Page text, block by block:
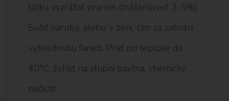
látku vyzrážať praním (zrážanlivosť 3-5%).
Sušiť naruby, alebo v tieni, čím sa zabráni
vyblednutiu farieb. Prať pri teplote do
40°C, žehliť na stupni bavlna, chemicky
nečistiť.